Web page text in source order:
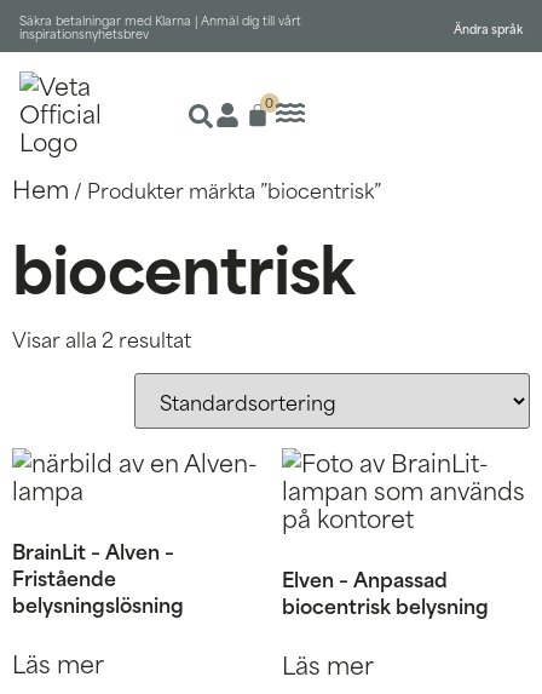
Säkra betalningar med Klarna | Anmäl dig till vårt
inspirationsnyhetsbrev Ändra språk
0
Hem / Produkter märkta ”biocentrisk”
biocentrisk
Visar alla 2 resultat
BrainLit – Alven –
Fristående
belysningslösning
Läs mer
Elven – Anpassad
biocentrisk belysning
Läs mer